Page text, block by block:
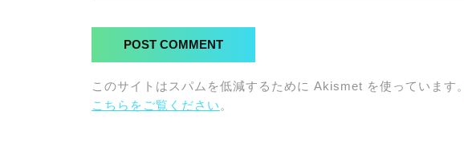
このサイトはスパムを低減するために Akismet を使っています。
こちらをご覧ください。